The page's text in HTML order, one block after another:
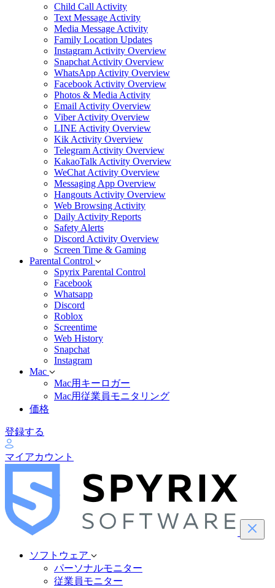
Child Call Activity
Text Message Activity
Media Message Activity
Family Location Updates
Instagram Activity Overview
Snapchat Activity Overview
WhatsApp Activity Overview
Facebook Activity Overview
Photos & Media Activity
Email Activity Overview
Viber Activity Overview
LINE Activity Overview
Kik Activity Overview
Telegram Activity Overview
KakaoTalk Activity Overview
WeChat Activity Overview
Messaging App Overview
Hangouts Activity Overview
Web Browsing Activity
Daily Activity Reports
Safety Alerts
Discord Activity Overview
Screen Time & Gaming
Parental Control
Spyrix Parental Control
Facebook
Whatsapp
Discord
Roblox
Screentime
Web History
Snapchat
Instagram
Mac
Mac用キーロガー
Mac用従業員モニタリング
価格
登録する
マイアカウント
ソフトウェア
パーソナルモニター
従業員モニター